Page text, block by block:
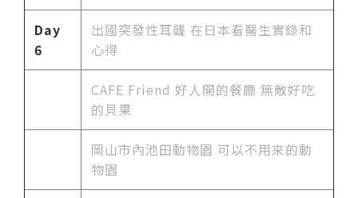
Day
6
出國突發性耳聾 在日本看醫生實錄和
心得
CAFE Friend 好人開的餐廳 無敵好吃
的貝果
岡山市內池田動物園 可以不用來的動
物園